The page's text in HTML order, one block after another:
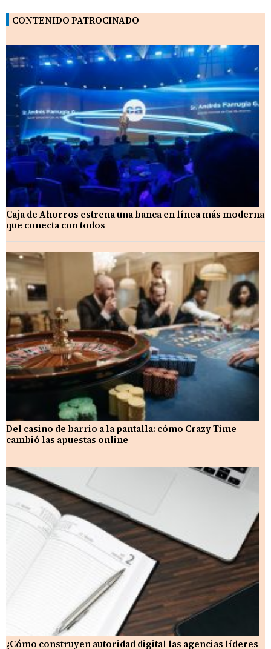
CONTENIDO PATROCINADO
Caja de Ahorros estrena una banca en línea más moderna
que conecta con todos
Del casino de barrio a la pantalla: cómo Crazy Time
cambió las apuestas online
¿Cómo construyen autoridad digital las agencias líderes